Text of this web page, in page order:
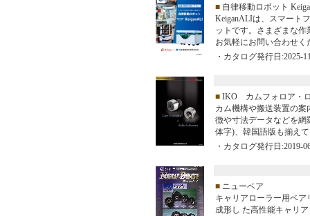
■ 自律移動ロボット
KeiganALIは、スマート
ットです。さまざまな
お気軽にお問い合わせく
・カタログ発行日:2025-
■ IKO カムフォロア・
カム機構や搬送装置の
徴や寸法データなどを
体字)、韓国語版も揃え
・カタログ発行日:2019-
■ ニューベア
キャリアローラー用ベ
成形し た高性能キャリ